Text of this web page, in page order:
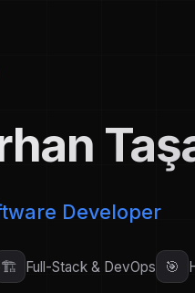
Developer
🏗️ Full-Stack & DevOps 🎯